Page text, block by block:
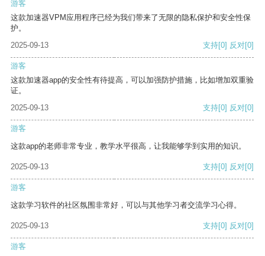
游客
这款加速器VPM应用程序已经为我们带来了无限的隐私保护和安全性保
护。
2025-09-13
支持[0] 反对[0]
游客
这款加速器app的安全性有待提高，可以加强防护措施，比如增加双重验
证。
2025-09-13
支持[0] 反对[0]
游客
这款app的老师非常专业，教学水平很高，让我能够学到实用的知识。
2025-09-13 支持[0] 反对[0]
游客
这款学习软件的社区氛围非常好，可以与其他学习者交流学习心得。
2025-09-13 支持[0] 反对[0]
游客